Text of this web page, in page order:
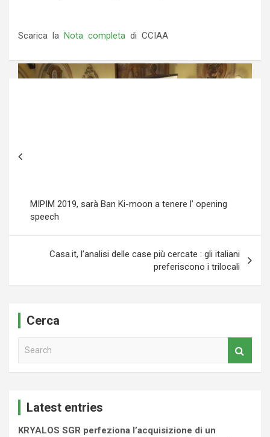
Scarica la Nota completa di CCIAA
MIPIM 2019, sarà Ban Ki-moon a tenere l’ opening
speech
Casa.it, l’analisi delle case più cercate : gli italiani
preferiscono i trilocali
Cerca
Latest entries
KRYALOS SGR perfeziona l’acquisizione di un